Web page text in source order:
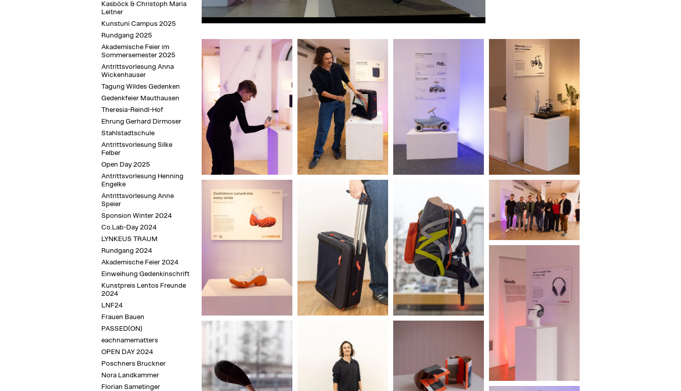
Kasböck & Christoph Maria
Leitner
Kunstuni Campus 2025
Rundgang 2025
Akademische Feier im
Sommersemester 2025
Antrittsvorlesung Anna
Wickenhauser
Tagung Wildes Gedenken
Gedenkfeier Mauthausen
Theresia-Reindl-Hof
Ehrung Gerhard Dirmoser
Stahlstadtschule
Antrittsvorlesung Silke
Felber
Open Day 2025
Antrittsvorlesung Henning
Engelke
Antrittsvorlesung Anne
Speier
Sponsion Winter 2024
Co.Lab-Day 2024
LYNKEUS TRAUM
Rundgang 2024
Akademische Feier 2024
Einweihung Gedenkinschrift
Kunstpreis Lentos Freunde
2024
LNF24
Frauen Bauen
PASSED(ON)
eachnamematters
OPEN DAY 2024
Poschners Bruckner
Nora Landkammer
Florian Sametinger